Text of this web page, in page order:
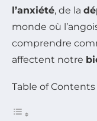
l’anxiété, de la
monde où
comprendre
affectent notre
Table of Contents